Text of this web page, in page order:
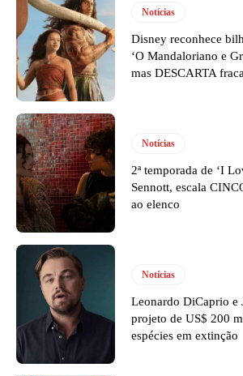
Notícias
Disney reconhece
‘O Mandaloriano e
mas DESCARTA
Notícias
2ª temporada de ‘I
Sennott, escala
ao elenco
Notícias
Leonardo DiCaprio e
projeto de US$ 200
espécies em extinção